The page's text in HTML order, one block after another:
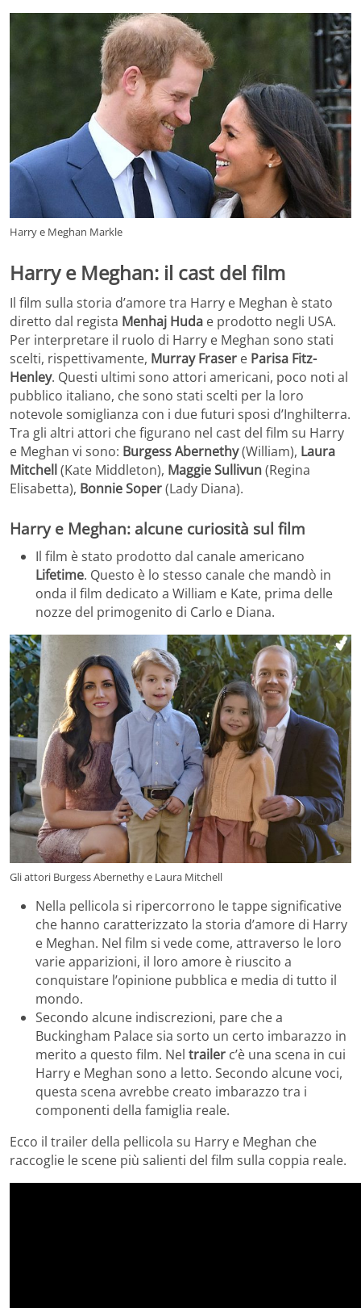
Harry e Meghan Markle
Harry e Meghan: il cast del film
Il film sulla storia d’amore tra Harry e Meghan è stato
diretto dal regista Menhaj Huda e prodotto negli USA.
Per interpretare il ruolo di Harry e Meghan sono stati
scelti, rispettivamente, Murray Fraser e Parisa Fitz-
Henley. Questi ultimi sono attori americani, poco noti al
pubblico italiano, che sono stati scelti per la loro
notevole somiglianza con i due futuri sposi d’Inghilterra.
Tra gli altri attori che figurano nel cast del film su Harry
e Meghan vi sono: Burgess Abernethy(William), Laura
Mitchell(Kate Middleton), Maggie Sullivun(Regina
Elisabetta), Bonnie Soper(Lady Diana).
Harry e Meghan: alcune curiosità sul film
Il film è stato prodotto dal canale americano
Lifetime. Questo è lo stesso canale che mandò in
onda il film dedicato a William e Kate, prima delle
nozze del primogenito di Carlo e Diana.
Gli attori Burgess Abernethy e Laura Mitchell
Nella pellicola si ripercorrono le tappe significative
che hanno caratterizzato la storia d’amore di Harry
e Meghan. Nel film si vede come, attraverso le loro
varie apparizioni, il loro amore è riuscito a
conquistare l’opinione pubblica e media di tutto il
mondo.
Secondo alcune indiscrezioni, pare che a
Buckingham Palace sia sorto un certo imbarazzo in
merito a questo film. Nel trailer c’è una scena in cui
Harry e Meghan sono a letto. Secondo alcune voci,
questa scena avrebbe creato imbarazzo tra i
componenti della famiglia reale.
Ecco il trailer della pellicola su Harry e Meghan che
raccoglie le scene più salienti del film sulla coppia reale.